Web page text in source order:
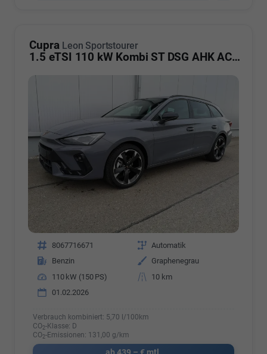
Cupra Leon Sportstourer
1.5 eTSI 110 kW Kombi ST DSG AHK ACC LED
Fahrzeugnr. 8067716671 Getriebe Automatik
Kraftstoff
Benzin Außenfarbe
Graphenegrau
Leistung
110 kW (150 PS) Kilometerstand
10 km
01.02.2026
Verbrauch kombiniert: 5,70 l/100km
CO2-Klasse: D
CO2-Emissionen: 131,00 g/km